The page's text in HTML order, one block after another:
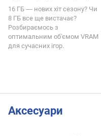
16 ГБ ― нових хіт сезону? Чи
8 ГБ все ще вистачає?
Розбираємось з
оптимальним об'ємом VRAM
для сучасних ігор.
Аксесуари